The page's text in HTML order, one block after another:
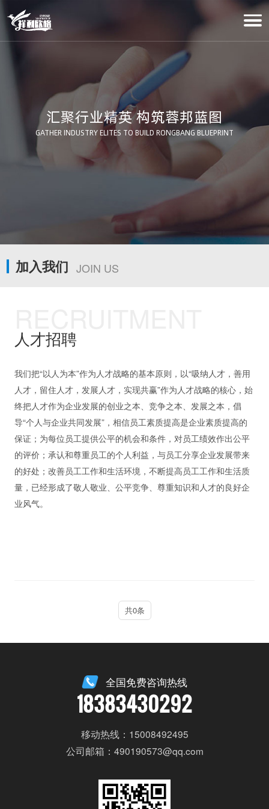
汇聚行业精英 构筑蓉邦蓝图
GATHER INDUSTRY ELITES TO BUILD RONGBANG BLUEPRINT
加入我们 JOIN US
人才招聘
我们把“以人为本”作为人才战略的基本原则，以“吸纳人才，善用
人才，留住人才，发展人才，实现共赢”作为人才战略的核心，始
终把人才作为企业发展的创业之本、竞争之本、发展之本，倡
导“个人与企业共同发展”，相信员工素质提高是企业素质提高的
保证；为每位员工提供公平的机会和条件，对员工绩效作出公平
的评价；承认和尊重员工的个人利益，与员工分享企业发展带来
的好处；改善员工工作和生活环境，不断提高员工工作和生活质
量，已经形成了敬人敬业、公平竞争、尊重知识和人才的良好企
业风气。
共0条
全国免费咨询热线
18383430292
移动热线：15008492495
公司邮箱：490190573@qq.com